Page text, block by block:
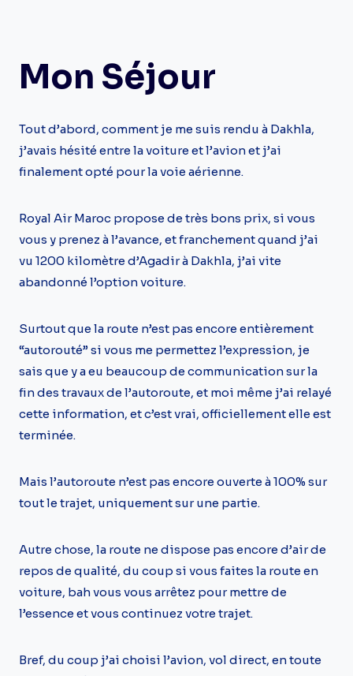
Mon Séjour
Tout d’abord, comment je me suis rendu à Dakhla,
j’avais hésité entre la voiture et l’avion et j’ai
finalement opté pour la voie aérienne.
Royal Air Maroc propose de très bons prix, si vous
vous y prenez à l’avance, et franchement quand j’ai
vu 1200 kilomètre d’Agadir à Dakhla, j’ai vite
abandonné l’option voiture.
Surtout que la route n’est pas encore entièrement
“autorouté” si vous me permettez l’expression, je
sais que y a eu beaucoup de communication sur la
fin des travaux de l’autoroute, et moi même j’ai relayé
cette information, et c’est vrai, officiellement elle est
terminée.
Mais l’autoroute n’est pas encore ouverte à 100% sur
tout le trajet, uniquement sur une partie.
Autre chose, la route ne dispose pas encore d’air de
repos de qualité, du coup si vous faites la route en
voiture, bah vous vous arrêtez pour mettre de
l’essence et vous continuez votre trajet.
Bref, du coup j’ai choisi l’avion, vol direct, en toute